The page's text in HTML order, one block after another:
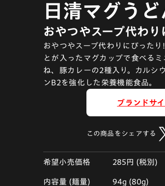
日清マグうど
おやつやスープ代わり
おやつやスープ代わりにぴった
とが入ったマグカップで食べる
ね、豚カレーの2種入り。カルシ
ンB2を強化した栄養機能食品。
ブランドサ
この商品をシェアする
希望小売価格 285円 (税別)
内容量 (麺量) 94g (80g)